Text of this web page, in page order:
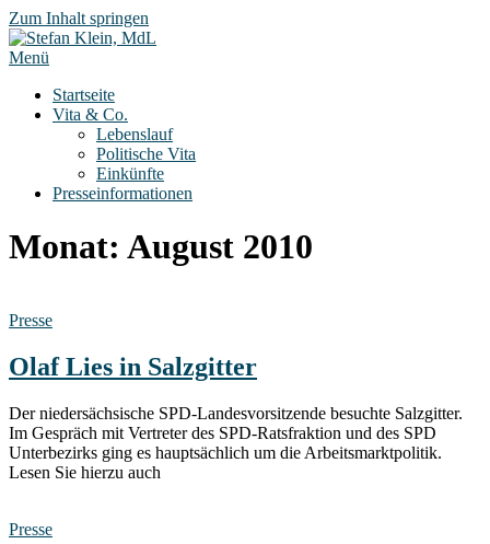
Zum Inhalt springen
Menü
Startseite
Vita & Co.
Lebenslauf
Politische Vita
Einkünfte
Presseinformationen
Monat: August 2010
Presse
Olaf Lies in Salzgitter
Der niedersächsische SPD-Landesvorsitzende besuchte Salzgitter.
Im Gespräch mit Vertreter des SPD-Ratsfraktion und des SPD
Unterbezirks ging es hauptsächlich um die Arbeitsmarktpolitik.
Lesen Sie hierzu auch
Presse